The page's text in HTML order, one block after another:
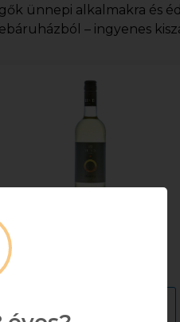
ünnepi alkalmakra és
– ingyenes